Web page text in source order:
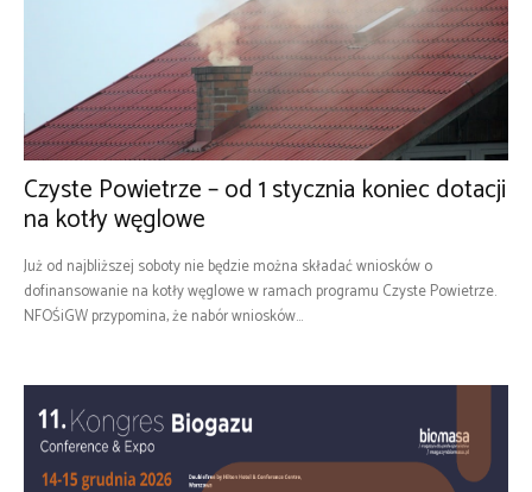
Czyste Powietrze – od 1 stycznia koniec dotacji
na kotły węglowe
Już od najbliższej soboty nie będzie można składać wniosków o
dofinansowanie na kotły węglowe w ramach programu Czyste Powietrze.
NFOŚiGW przypomina, że nabór wniosków...